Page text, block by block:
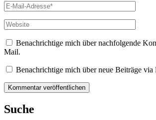
E-
Mail-
Adresse*
Website
Benachrichtige mich über nachfolgende
Mail.
Benachrichtige mich über neue Beiträge via
Suche